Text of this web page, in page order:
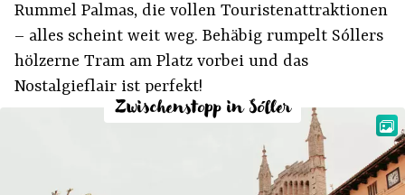
Rummel Palmas, die vollen Touristenattraktionen
– alles scheint weit weg. Behäbig rumpelt Sóllers
hölzerne Tram am Platz vorbei und das
Nostalgieflair ist perfekt!
Zwischenstopp in Sóller